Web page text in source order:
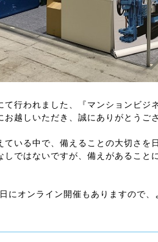
て行われました、『マンションビジ
お越しいただき、誠にありがとうご
ている中で、備えることの大切さを
しではないですが、備えがあること
にオンライン開催もありますので